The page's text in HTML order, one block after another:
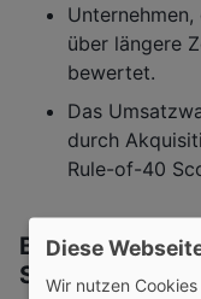
über längere
bewertet.
Das
durch
Rule-of-40
Beispiel:
Scores
Diese
Wir nutzen